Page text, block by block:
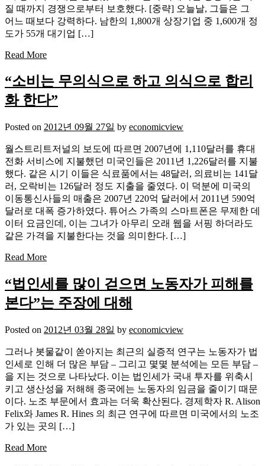
질 때까지 경쟁으로부터 보호했다. [중략] 오늘날, 그들은 그
어느 때보다 강력하다. 남한의 1,800개 상장기업 중 1,600개 정
도가 55개 대기업 […]
Read More
“소비는 무의식으로 하고 의식으로 합리
화 한다”
Posted on 2012년 09월 27일 by economicview
월스트리트저널의 보도에 따르면 2007년에 1,110달러를 휴대
전화 서비스에 지불했던 미국인들은 2011년 1,226달러를 지불
했다. 같은 시기 이들은 식료품에서는 48달러, 의료비는 141달
러, 오락비는 126달러 정도 지출을 줄였다. 이 덕분에 미국의
이동통신사들의 매출은 2007년 220억 달러에서 2011년 590억
달러로 대폭 증가하였다. 튜어스 가족의 스마트폰은 무제한 데
이터 요금인데, 이는 그녀가 아무리 오래 웹을 서핑 하더라도
같은 가격을 지불한다는 것을 의미한다. […]
Read More
“법인세를 많이 걷으면 노동자가 피해를
본다”는 주장에 대해
Posted on 2012년 03월 28일 by economicview
그러나 봇물같이 쏟아지는 최근의 실증적 연구는 노동자가 법
인세로 인해 더 많은 부담 – 그리고 몇몇 분석에는 모든 부담 –
을 지는 것으로 나타났다. 이는 법인세가 국내 투자를 위축시
키고 생산성을 저해해 종국에는 노동자의 임금을 줄이기 때문
이다. 노조 부문에서 효과는 더욱 확산된다. 경제학자 R. Alison
Felix와 James R. Hines 의 최근 연구에 따르면 미국에서의 노조
가 있는 곳의 […]
Read More